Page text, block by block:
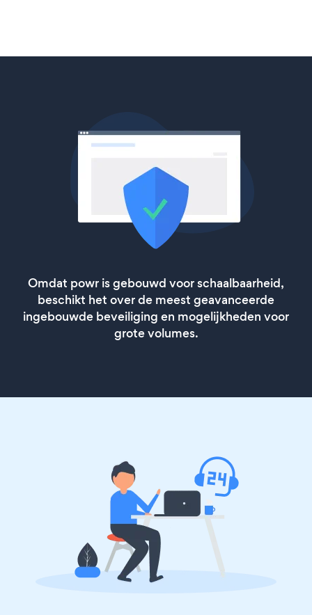
Omdat powr is gebouwd voor schaalbaarheid,
beschikt het over de meest geavanceerde
ingebouwde beveiliging en mogelijkheden voor
grote volumes.